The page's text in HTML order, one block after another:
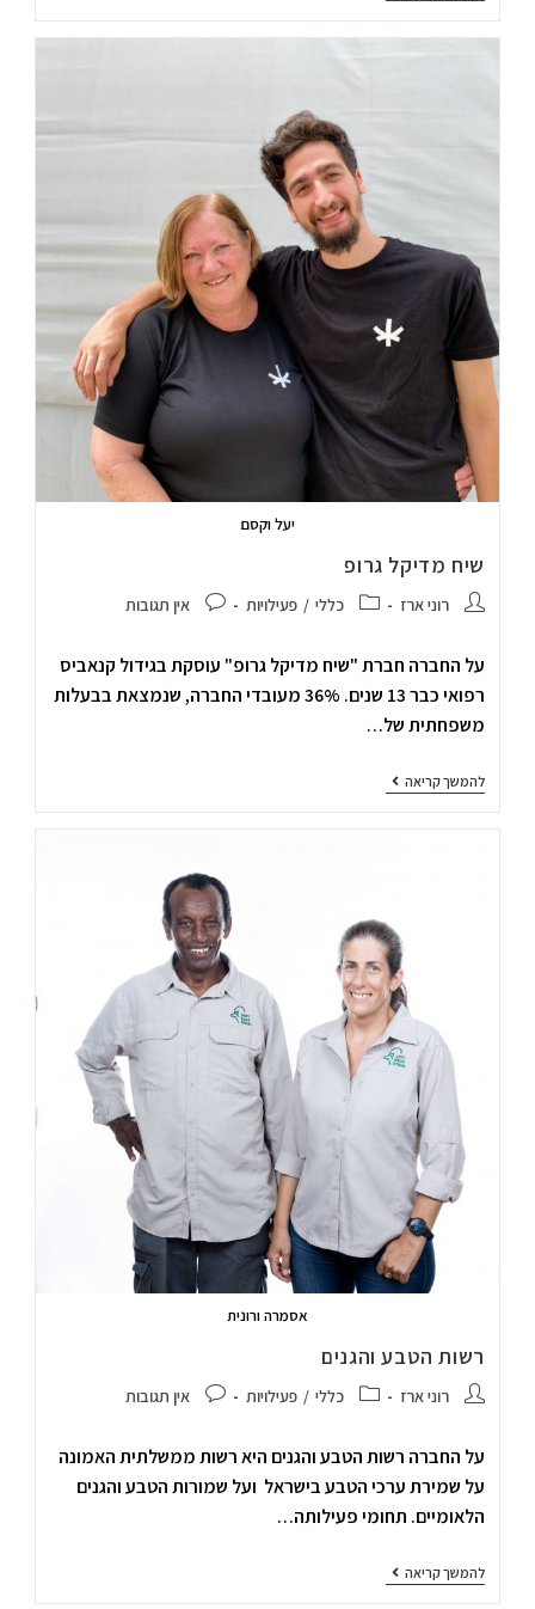
יעל וקסם
שיח מדיקל גרופ
רוני ארז כללי / פעילויות אין תגובות
על החברה חברת "שיח מדיקל גרופ" עוסקת בגידול קנאביס
רפואי כבר 13 שנים. 36% מעובדי החברה, שנמצאת בבעלות
משפחתית של…
להמשך קריאה
אסמרה ורונית
רשות הטבע והגנים
רוני ארז כללי / פעילויות אין תגובות
על החברה רשות הטבע והגנים היא רשות ממשלתית האמונה
על שמירת ערכי הטבע בישראל ועל שמורות הטבע והגנים
הלאומיים. תחומי פעילותה…
להמשך קריאה